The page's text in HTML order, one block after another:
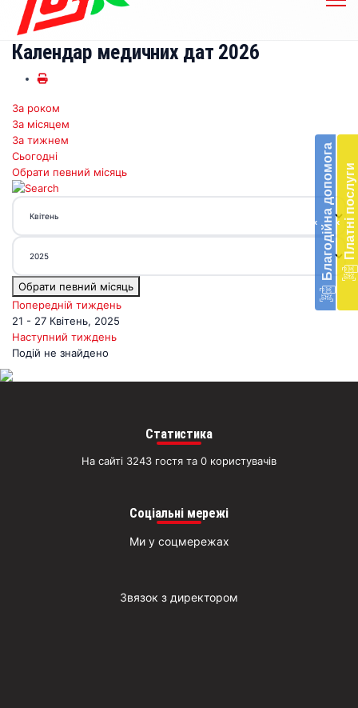
‹ Благодійна допомогав
‹ Платні послуги
Календар медичних дат 2026
За роком
За місяцем
За тижнем
Сьогодні
Обрати певний місяць
Обрати певний місяць
Попередній тиждень
21 - 27 Квітень, 2025
Наступний тиждень
Подій не знайдено
Статистика
На сайті 3243 гостя та 0 користувачів
Соціальні мережі
Ми у соцмережах
Звязок з директором